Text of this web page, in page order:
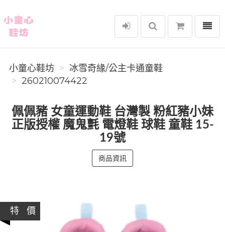
小童心鞋坊
選單
小童心鞋坊
冰雪奇緣/公主卡通童鞋
260210074422
佩佩豬 女童運動鞋 台灣製 粉紅豬小妹
正版授權 魔鬼氈 電燈鞋 球鞋 童鞋 15-
19號
商品資訊
特 價